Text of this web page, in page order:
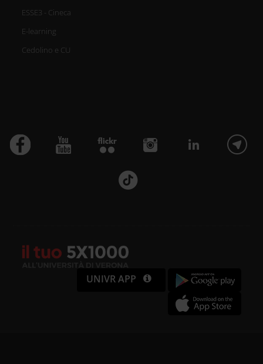
ESSE3 - Cineca
E-learning
Cedolino e CU
UNIVR APP